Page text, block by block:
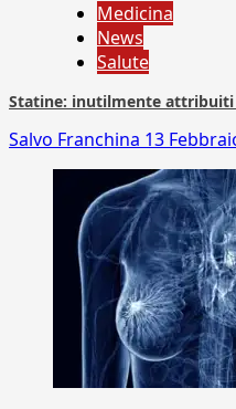
Medicina
News
Salute
Statine: inutilmente
Salvo Franchina 13